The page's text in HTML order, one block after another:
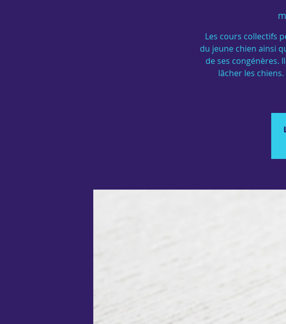
Les cours collectifs
du jeune chien ainsi
de ses congénères.
lâcher les